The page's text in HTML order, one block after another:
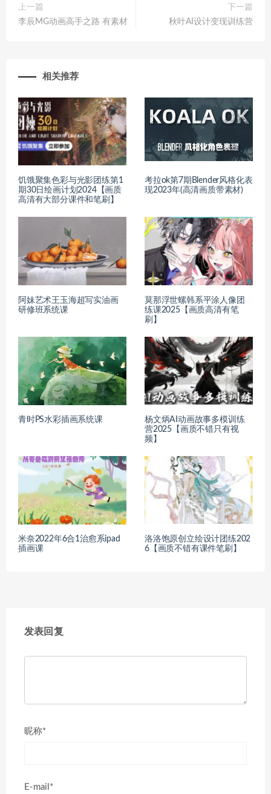
上一篇
李辰MG动画高手之路 有素材
下一篇
秋叶AI设计变现训练营
相关推荐
饥饿聚集色彩与光影团练第1
期30日绘画计划2024【画质
高清有大部分课件和笔刷】
考拉ok第7期Blender风格化表
现2023年(高清画质带素材)
阿妹艺术王玉海超写实油画
研修班系统课
莫那浮世螺韩系平涂人像团
练课2025【画质高清有笔
刷】
青时PS水彩插画系统课
杨文炳AI动画故事多模训练
营2025【画质不错只有视
频】
米奈2022年6合1治愈系ipad
插画课
洛洛饱原创立绘设计团练202
6【画质不错有课件笔刷】
发表回复
昵称*
E-mail*